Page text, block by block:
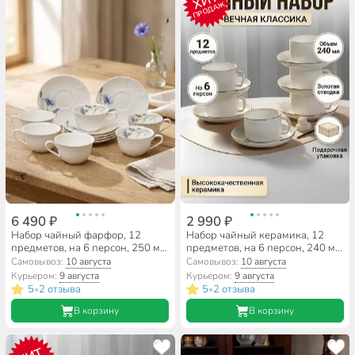
6 490 ₽
Набор чайный фарфор, 12
предметов, на 6 персон, 250 мл,
Lefard, Васильки, 760-827,
подарочная упаковка
Самовывоз: 10 августа
Курьером:9 августа
5•2 отзыва
В корзину
ПРОДАЖ
2 990 ₽
Набор чайный керамика, 12
предметов, на 6 персон, 240 мл,
Вечная классика, Y4-9742,
подарочная упаковка
Самовывоз: 10 августа
Курьером: 9 августа
5•2 отзыва
В корзину